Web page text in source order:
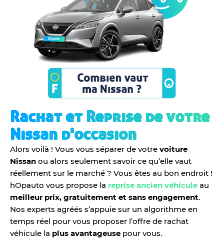
Rachat et Reprise de votre
Nissan d'occasion
Alors voilà ! Vous vous séparer de votre voiture
Nissan ou alors seulement savoir ce qu’elle vaut
réellement sur le marché ? Vous êtes au bon endroit !
hOpauto vous propose la reprise ancien véhicule au
meilleur prix, gratuitement et sans engagement.
Nos experts agréés s’appuie sur un algorithme en
temps réel pour vous proposer l’offre de rachat
véhicule la plus avantageuse pour vous.